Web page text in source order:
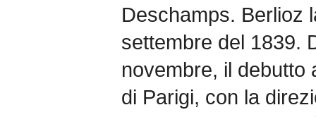
Deschamps. Berlioz
settembre del 1839.
novembre, il debutto
di Parigi, con la